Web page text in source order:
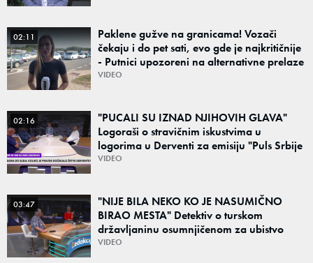
02:11
Paklene gužve na granicama! Vozači
čekaju i do pet sati, evo gde je najkritičnije
- Putnici upozoreni na alternativne prelaze
VIDEO
02:16
"PUCALI SU IZNAD NJIHOVIH GLAVA"
Logoraši o stravičnim iskustvima u
logorima u Derventi za emisiju "Puls Srbije
vikend": "Tada je počela velika tortura..."
VIDEO
03:47
"NIJE BILA NEKO KO JE NASUMIČNO
BIRAO MESTA" Detektiv o turskom
državljaninu osumnjičenom za ubistvo
Ruskinje (28): "Mogao je da se predstavi
VIDEO